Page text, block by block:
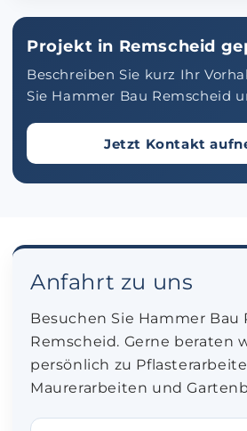
Projekt in Remscheid
Beschreiben Sie kurz Ihr
Sie Hammer Bau Remscheid
Jetzt Kontakt
Anfahrt zu uns
Besuchen Sie Hammer Bau
Remscheid. Gerne beraten
persönlich zu
Maurerarbeiten und